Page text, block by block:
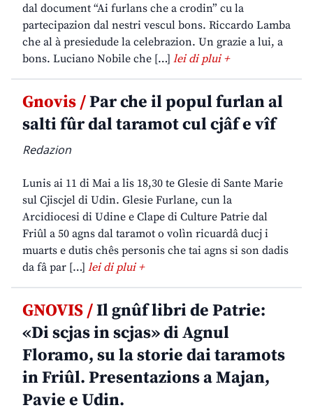
dal document “Ai furlans che a crodin” cu la
partecipazion dal nestri vescul bons. Riccardo Lamba
che al à presiedude la celebrazion. Un grazie a lui, a
bons. Luciano Nobile che […] lei di plui +
Gnovis /Par che il popul furlan al
salti fûr dal taramot cul cjâf e vîf
Redazion
Lunis ai 11 di Mai a lis 18,30 te Glesie di Sante Marie
sul Cjiscjel di Udin. Glesie Furlane, cun la
Arcidiocesi di Udine e Clape di Culture Patrie dal
Friûl a 50 agns dal taramot o volìn ricuardâ ducj i
muarts e dutis chês personis che tai agns si son dadis
da fâ par […] lei di plui +
GNOVIS /Il gnûf libri de Patrie:
«Di scjas in scjas» di Agnul
Floramo, su la storie dai taramots
in Friûl. Presentazions a Majan,
Pavie e Udin.